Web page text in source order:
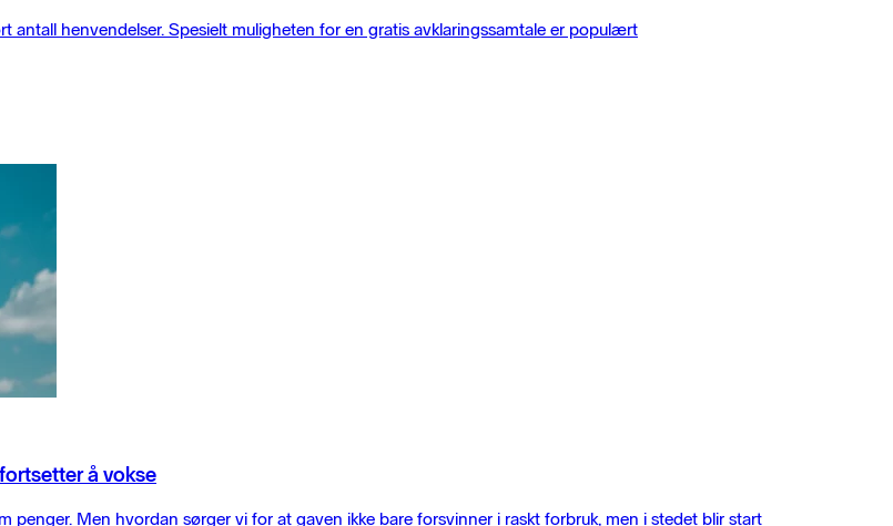
henvendelser. Spesielt muligheten for en gratis avklaringssamtale er populært
å vokse
Men hvordan sørger vi for at gaven ikke bare forsvinner i raskt forbruk, men i stedet blir start